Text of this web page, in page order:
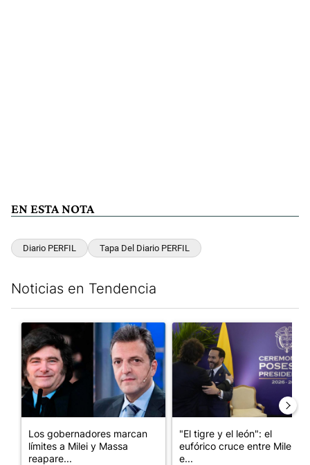
EN ESTA NOTA
Diario PERFIL Tapa Del Diario PERFIL
Noticias en Tendencia
Un artículo de tendencia con el título "Los gobernadores
Los gobernadores marcan
límites a Milei y Massa
reapare...
Un artículo de tendencia con
"El tigre y el león": el
eufórico cruce entre Milei y
e...